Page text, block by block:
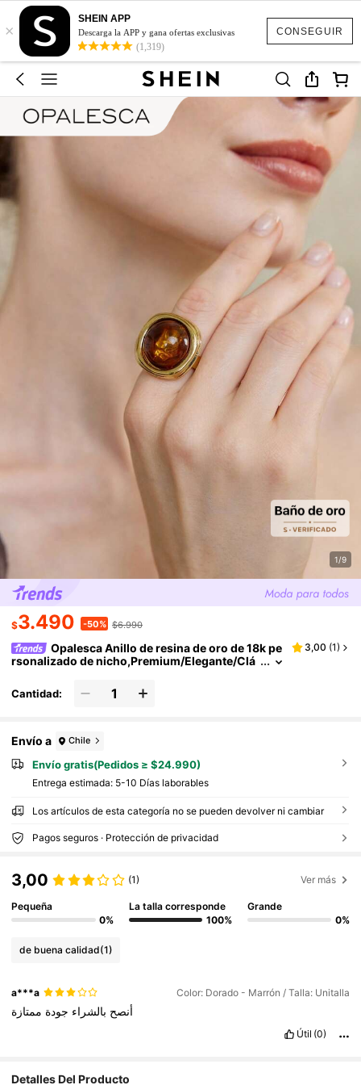
CONSEGUIR
×
SHEIN APP
Descarga la APP y gana ofertas exclusivas
(1,319)
1/9
$3.490 -50% $6.990
Opalesca Anillo de resina de oro de 18k pe
rsonalizado de nicho,Premium/Elegante/Clá
mpromiso/Boda/Promesa,Verano/Playa/Baile de
graduación/Fiesta/Vacaciones/Viaje,Para mamá/
3,00 (1)
Cantidad:
Envío a Chile
Envío gratis(Pedidos ≥ $24.990)
Entrega estimada: 5-10 Días laborables
Los artículos de esta categoría no se pueden devolver ni cambiar
Pagos seguros · Protección de privacidad
3,00 (1) Ver más
Pequeña
0%
La talla corresponde
100%
Grande
0%
de buena calidad(1)
a***a Color: Dorado - Marrón / Talla: Unitalla
أنصح بالشراء جودة ممتازة
Útil (0)
Detalles Del Producto
4,79 107K Seguidores